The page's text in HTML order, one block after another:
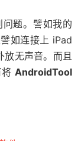
题。譬如我的
如连接上 iPad
放无声音。而且
AndroidTool